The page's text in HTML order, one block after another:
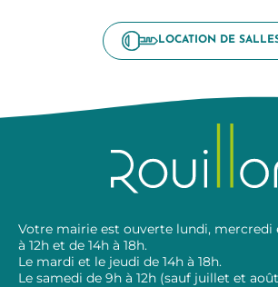
LOCATION DE
Votre mairie est ouverte lundi, mercredi
à 12h et de 14h à 18h.
Le mardi et le jeudi de 14h à 18h.
Le samedi de 9h à 12h (sauf juillet et